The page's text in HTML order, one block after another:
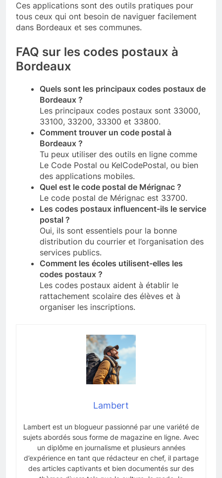
Ces applications sont des outils pratiques pour
tous ceux qui ont besoin de naviguer facilement
dans Bordeaux et ses communes.
FAQ sur les codes postaux à
Bordeaux
Quels sont les principaux codes postaux de
Bordeaux ?
Les principaux codes postaux sont 33000,
33100, 33200, 33300 et 33800.
Comment trouver un code postal à
Bordeaux ?
Tu peux utiliser des outils en ligne comme
Le Code Postal ou KelCodePostal, ou bien
des applications mobiles.
Quel est le code postal de Mérignac ?
Le code postal de Mérignac est 33700.
Les codes postaux influencent-ils le service
postal ?
Oui, ils sont essentiels pour la bonne
distribution du courrier et l’organisation des
services publics.
Comment les écoles utilisent-elles les
codes postaux ?
Les codes postaux aident à établir le
rattachement scolaire des élèves et à
organiser les inscriptions.
Lambert
Lambert est un blogueur passionné par une variété de
sujets abordés sous forme de magazine en ligne. Avec
un diplôme en journalisme et plusieurs années
d’expérience en tant que rédacteur en chef, il partage
des articles captivants et bien documentés sur des